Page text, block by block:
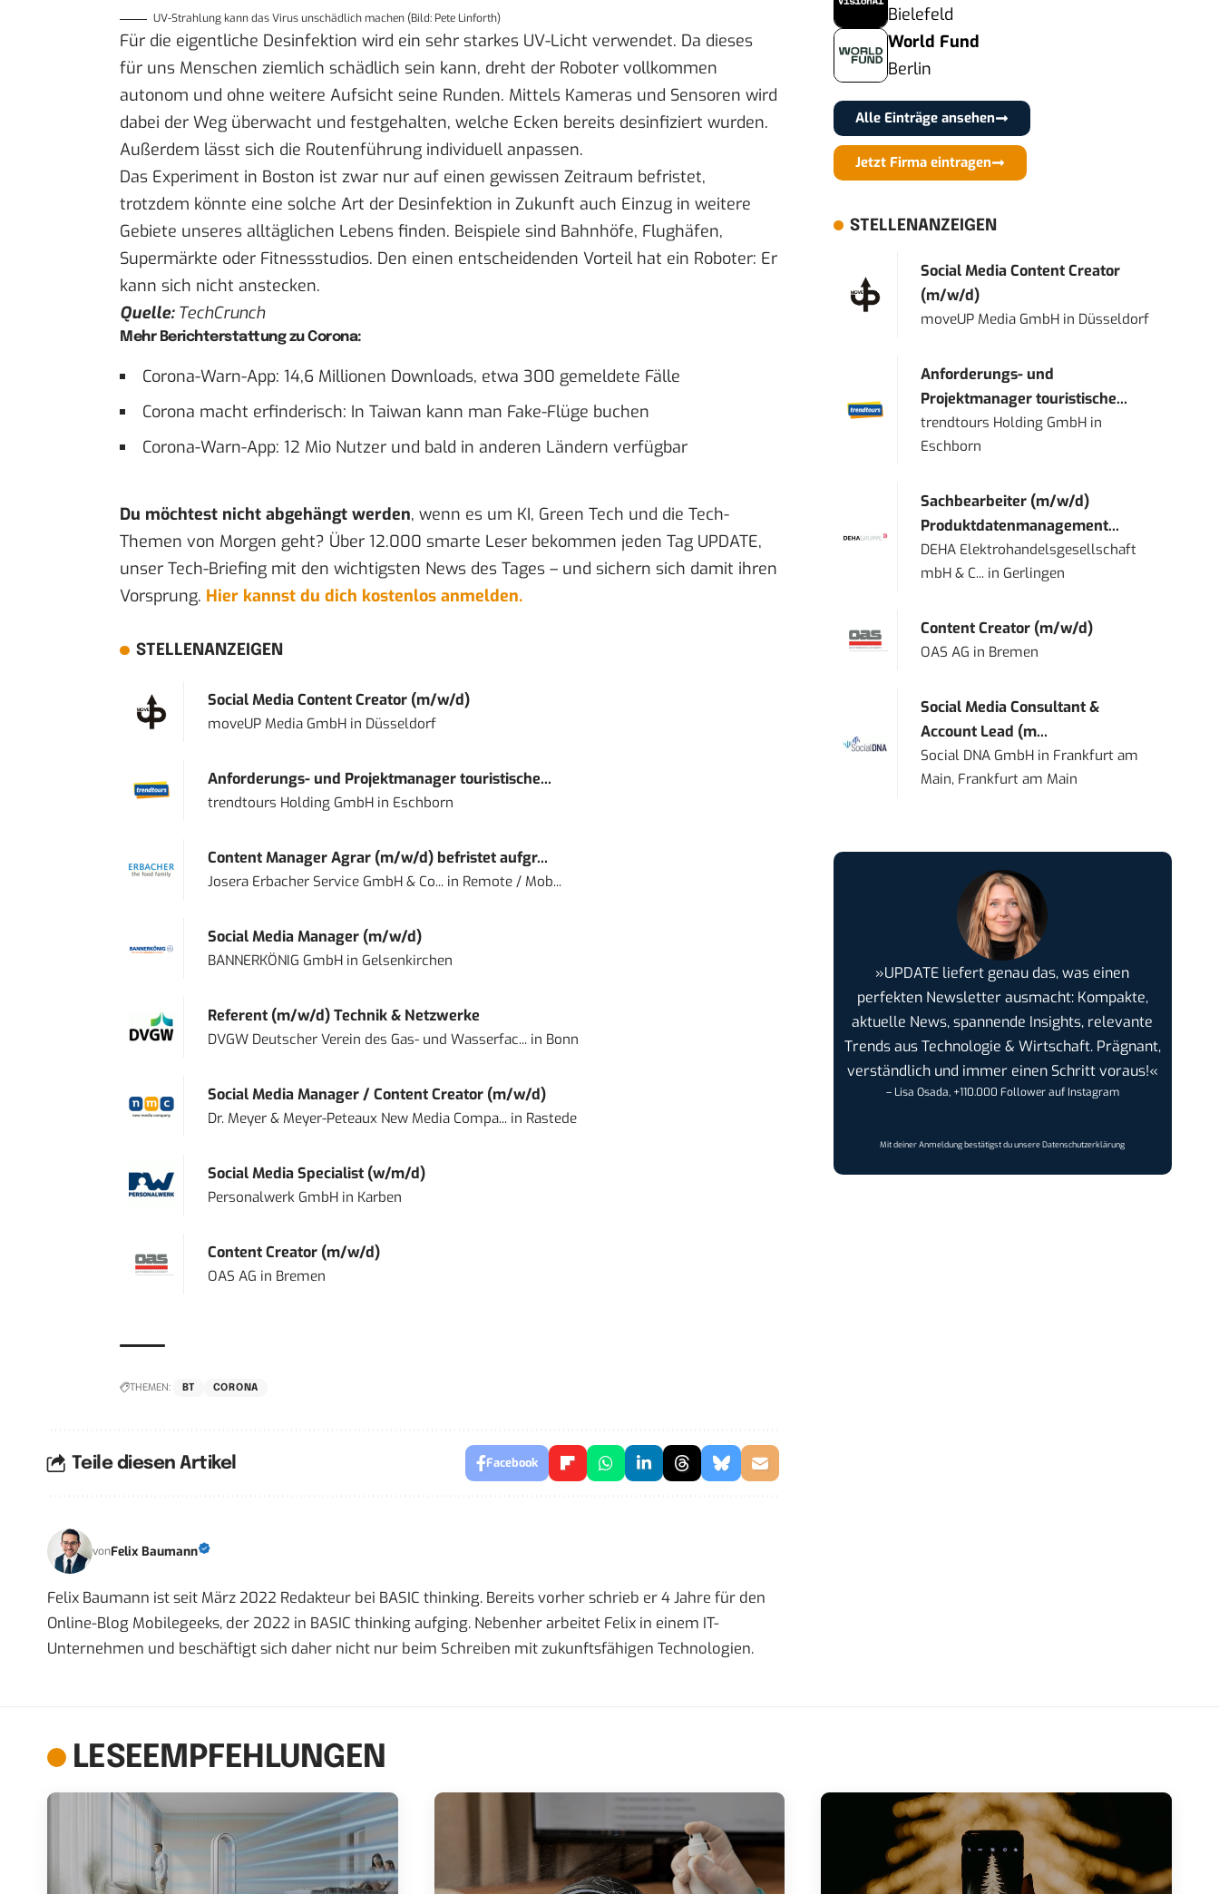
UV-Strahlung kann das Virus unschädlich machen (Bild: Pete Linforth)
Für die eigentliche Desinfektion wird ein sehr starkes UV-Licht verwendet. Da dieses
für uns Menschen ziemlich schädlich sein kann, dreht der Roboter vollkommen
autonom und ohne weitere Aufsicht seine Runden. Mittels Kameras und Sensoren wird
dabei der Weg überwacht und festgehalten, welche Ecken bereits desinfiziert wurden.
Außerdem lässt sich die Routenführung individuell anpassen.
Das Experiment in Boston ist zwar nur auf einen gewissen Zeitraum befristet,
trotzdem könnte eine solche Art der Desinfektion in Zukunft auch Einzug in weitere
Gebiete unseres alltäglichen Lebens finden. Beispiele sind Bahnhöfe, Flughäfen,
Supermärkte oder Fitnessstudios. Den einen entscheidenden Vorteil hat ein Roboter: Er
kann sich nicht anstecken.
Quelle: TechCrunch
Mehr Berichterstattung zu Corona:
Corona-Warn-App: 14,6 Millionen Downloads, etwa 300 gemeldete Fälle
Corona macht erfinderisch: In Taiwan kann man Fake-Flüge buchen
Corona-Warn-App: 12 Mio Nutzer und bald in anderen Ländern verfügbar
Du möchtest nicht abgehängt werden, wenn es um KI, Green Tech und die Tech-
Themen von Morgen geht? Über 12.000 smarte Leser bekommen jeden Tag UPDATE,
unser Tech-Briefing mit den wichtigsten News des Tages – und sichern sich damit ihren
Vorsprung. Hier kannst du dich kostenlos anmelden.
STELLENANZEIGEN
Social Media Content Creator (m/w/d)
moveUP Media GmbHin Düsseldorf
Anforderungs- und Projektmanager touristische...
trendtours Holding GmbHin Eschborn
Content Manager Agrar (m/w/d) befristet aufgr...
Josera Erbacher Service GmbH & Co...in Remote / Mob...
Social Media Manager (m/w/d)
BANNERKÖNIG GmbHin Gelsenkirchen
Referent (m/w/d) Technik & Netzwerke
DVGW Deutscher Verein des Gas- und Wasserfac...in Bonn
Social Media Manager / Content Creator (m/w/d)
Dr. Meyer & Meyer-Peteaux New Media Compa...in Rastede
Social Media Specialist (w/m/d)
Personalwerk GmbHin Karben
Content Creator (m/w/d)
OAS AG in Bremen
THEMEN: BT CORONA
Teile diesen Artikel Facebook
vonFelix Baumann
Felix Baumann ist seit März 2022 Redakteur bei BASIC thinking. Bereits vorher schrieb er 4 Jahre für den
Online-Blog Mobilegeeks, der 2022 in BASIC thinking aufging. Nebenher arbeitet Felix in einem IT-
Unternehmen und beschäftigt sich daher nicht nur beim Schreiben mit zukunftsfähigen Technologien.
Bielefeld
World Fund
Berlin
Alle Einträge ansehen
Jetzt Firma eintragen
STELLENANZEIGEN
Social Media Content Creator
(m/w/d)
moveUP Media GmbH in Düsseldorf
Anforderungs- und
Projektmanager touristische...
trendtours Holding GmbH in
Eschborn
Sachbearbeiter (m/w/d)
Produktdatenmanagement...
DEHA Elektrohandelsgesellschaft
mbH & C... in Gerlingen
Content Creator (m/w/d)
OAS AG in Bremen
Social Media Consultant &
Account Lead (m...
Social DNA GmbH in Frankfurt am
Main, Frankfurt am Main
»UPDATE liefert genau das, was einen
perfekten Newsletter ausmacht: Kompakte,
aktuelle News, spannende Insights, relevante
Trends aus Technologie & Wirtschaft. Prägnant,
verständlich und immer einen Schritt voraus!«
– Lisa Osada, +110.000 Follower auf Instagram
Mit deiner Anmeldung bestätigst du unsereDatenschutzerklärung
LESEEMPFEHLUNGEN